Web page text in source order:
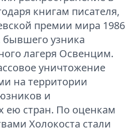
книгам писателя,
премии мира 1986
бывшего узника
лагеря Освенцим.
уничтожение
на территории
и
ею стран. По оценкам
Холокоста стали